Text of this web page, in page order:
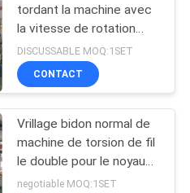
tordant la machine avec
la vitesse de rotation
maximum
2000rpm/4000TPM
DISCUSSABLE MOQ:1SET
CONTACT
Vrillage bidon normal de
machine de torsion de fil
le double pour le noyau
câble l'écran tactile
negotiable MOQ:1SET